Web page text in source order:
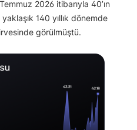
2026 itibarıyla 40’ın
140 yıllık dönemde
görülmüştü.